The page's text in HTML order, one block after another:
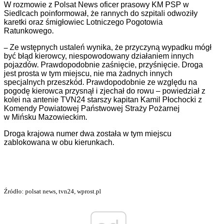
W rozmowie z Polsat News oficer prasowy KM PSP w
Siedlcach poinformował, że rannych do szpitali odwoziły
karetki oraz śmigłowiec Lotniczego Pogotowia
Ratunkowego.
–Ze wstępnych ustaleń wynika, że przyczyną wypadku mógł
być błąd kierowcy, niespowodowany działaniem innych
pojazdów. Prawdopodobnie zaśnięcie, przyśnięcie. Droga
jest prosta w tym miejscu, nie ma żadnych innych
specjalnych przeszkód. Prawdopodobnie ze względu na
pogodę kierowca przysnął i zjechał do rowu – powiedział z
kolei na antenie TVN24 starszy kapitan Kamil Płochocki z
Komendy Powiatowej Państwowej Straży Pożarnej
w Mińsku Mazowieckim.
Droga krajowa numer dwa została w tym miejscu
zablokowana w obu kierunkach.
Źródło: polsat news, tvn24, wprost.pl